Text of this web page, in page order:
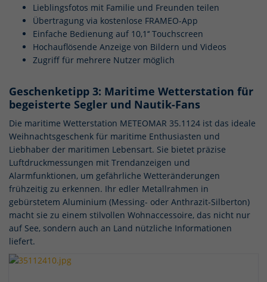
Lieblingsfotos mit Familie und Freunden teilen
Übertragung via kostenlose FRAMEO-App
Einfache Bedienung auf 10,1‘‘ Touchscreen
Hochauflösende Anzeige von Bildern und Videos
Zugriff für mehrere Nutzer möglich
Geschenketipp 3: Maritime Wetterstation für
begeisterte Segler und Nautik-Fans
Die maritime Wetterstation METEOMAR 35.1124 ist das ideale
Weihnachtsgeschenk für maritime Enthusiasten und
Liebhaber der maritimen Lebensart. Sie bietet präzise
Luftdruckmessungen mit Trendanzeigen und
Alarmfunktionen, um gefährliche Wetteränderungen
frühzeitig zu erkennen. Ihr edler Metallrahmen in
gebürstetem Aluminium (Messing- oder Anthrazit-Silberton)
macht sie zu einem stilvollen Wohnaccessoire, das nicht nur
auf See, sondern auch an Land nützliche Informationen
liefert.